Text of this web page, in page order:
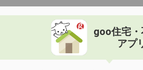
goo住宅
アプ